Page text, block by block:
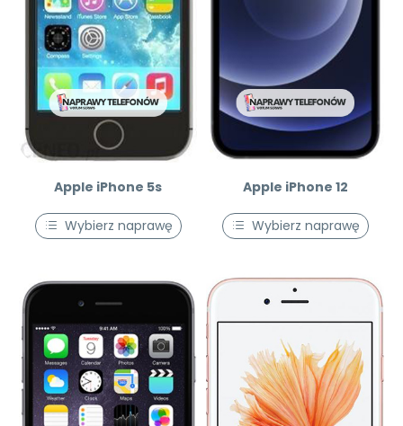
Apple iPhone 5s
Wybierz naprawę
Apple iPhone 12
Wybierz naprawę